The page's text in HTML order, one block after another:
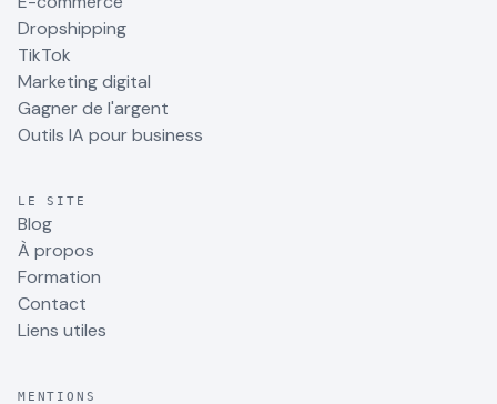
Dropshipping
TikTok
Marketing digital
Gagner de l'argent
Outils IA pour business
LE SITE
Blog
À propos
Formation
Contact
Liens utiles
MENTIONS